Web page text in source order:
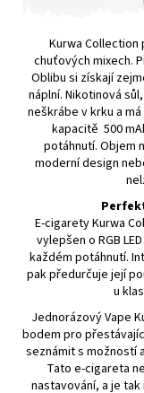
Kurwa Collection
chuťových mixech.
Oblibu si získají
náplní. Nikotinová sůl
neškrábe v krku a
kapacitě 500
potáhnutí. Objem
moderní design
E-cigarety Kurwa
vylepšen o RGB
každém potáhnutí.
pak předurčuje její
u
Jednorázový Vape
bodem pro
seznámit s možností
Tato e-cigareta
nastavování, a je